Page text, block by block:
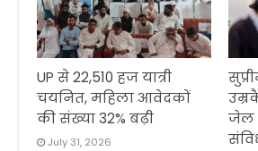
UP से 22,510 हज यात्री
चयनित, महिला आवेदकों
की संख्या 32% बढ़ी
July 31, 2026
जेल